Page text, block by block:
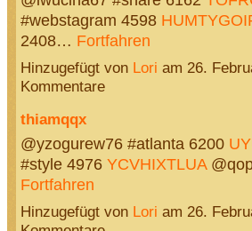
#webstagram 4598
2408… Fortfahren
Hinzugefügt von Lori am 26.
Kommentare
thiamqqx
@yzogurew76 #atlanta 6200
#style 4976 YCVHIXTLUA
Fortfahren
Hinzugefügt von Lori am 26.